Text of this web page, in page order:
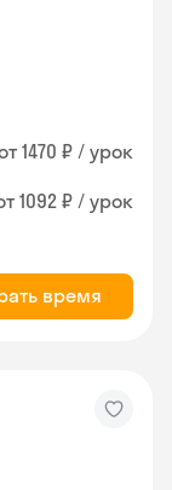
1470 ₽ / урок
1092 ₽ / урок
время